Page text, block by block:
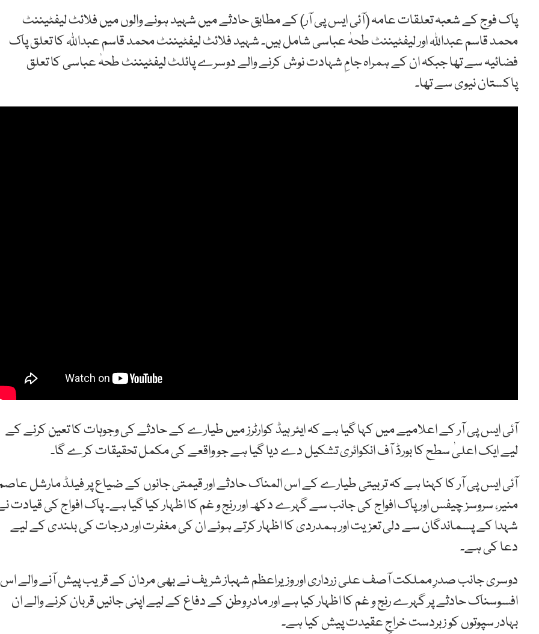
پاک فوج کے شعبہ تعلقات عامہ (آئی ایس پی آر) کے مطابق حادثے میں شہید ہونے والوں میں فلائٹ لیفٹیننٹ
محمد قاسم عبداللہ اور لیفٹیننٹ طحہٰ عباسی شامل ہیں۔ شہید فلائٹ لیفٹیننٹ محمد قاسم عبداللہ کا تعلق پاک
فضائیہ سے تھا جبکہ ان کے ہمراہ جامِ شہادت نوش کرنے والے دوسرے پائلٹ لیفٹیننٹ طحہٰ عباسی کا تعلق
پاکستان نیوی سے تھا۔
آئی ایس پی آر کے اعلامیے میں کہا گیا ہے کہ ایئر ہیڈ کوارٹرز میں طیارے کے حادثے کی وجوہات کا تعین کرنے کے
لیے ایک اعلیٰ سطح کا بورڈ آف انکوائری تشکیل دے دیا گیا ہے جو واقعے کی مکمل تحقیقات کرے گا۔
آئی ایس پی آر کا کہنا ہے کہ تربیتی طیارے کے اس المناک حادثے اور قیمتی جانوں کے ضیاع پر فیلڈ مارشل
منیر، سروسز چیفس اور پاک افواج کی جانب سے گہرے دکھ اور رنج و غم کا اظہار کیا گیا ہے۔ پاک افواج کی قیادت
شہدا کے پسماندگان سے دلی تعزیت اور ہمدردی کا اظہار کرتے ہوئے ان کی مغفرت اور درجات کی بلندی کے لیے
دعا کی ہے۔
دوسری جانب صدرِ مملکت آصف علی زرداری اور وزیراعظم شہباز شریف نے بھی مردان کے قریب پیش آنے والے اس
افسوسناک حادثے پر گہرے رنج و غم کا اظہار کیا ہے اور مادرِ وطن کے دفاع کے لیے اپنی جانیں قربان کرنے والے ان
بہادر سپوتوں کو زبردست خراجِ عقیدت پیش کیا ہے۔